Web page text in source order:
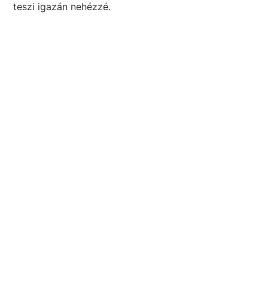
teszi igazán nehézzé.